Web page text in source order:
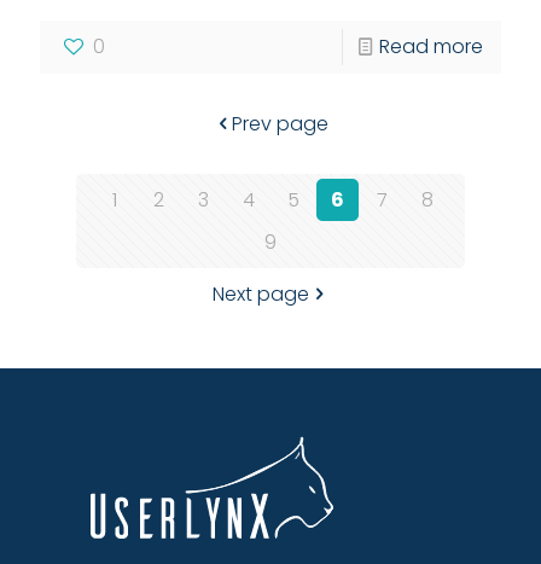
0 Read more
Prev page
1 2 3 4 5 6 7
8
9
Next page